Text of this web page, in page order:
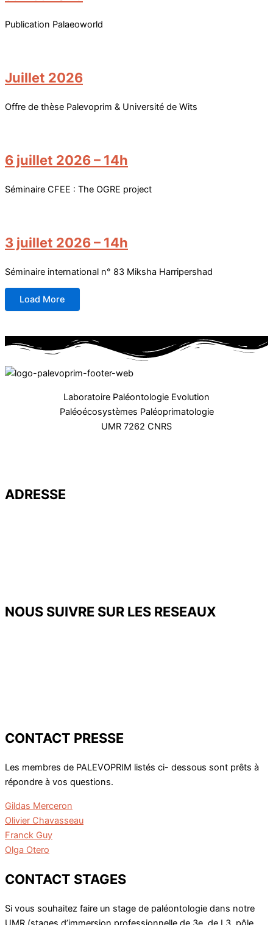
Publication Palaeoworld
Juillet 2026
Offre de thèse Palevoprim & Université de Wits
6 juillet 2026 – 14h
Séminaire CFEE : The OGRE project
3 juillet 2026 – 14h
Séminaire international n° 83 Miksha Harripershad
Load More
Laboratoire Paléontologie Evolution
Paléoécosystèmes Paléoprimatologie
UMR 7262 CNRS
ADRESSE
NOUS SUIVRE SUR LES RESEAUX
CONTACT PRESSE
Les membres de PALEVOPRIM listés ci- dessous sont prêts à
répondre à vos questions.
Gildas Merceron
Olivier Chavasseau
Franck Guy
Olga Otero
CONTACT STAGES
Si vous souhaitez faire un stage de paléontologie dans notre